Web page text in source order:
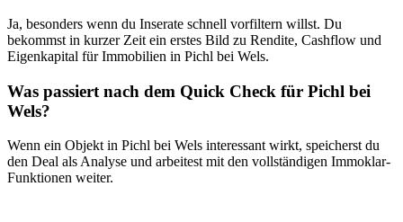
Ja, besonders wenn du Inserate schnell vorfiltern willst. Du
bekommst in kurzer Zeit ein erstes Bild zu Rendite, Cashflow und
Eigenkapital für Immobilien in Pichl bei Wels.
Was passiert nach dem Quick Check für Pichl bei
Wels?
Wenn ein Objekt in Pichl bei Wels interessant wirkt, speicherst du
den Deal als Analyse und arbeitest mit den vollständigen Immoklar-
Funktionen weiter.